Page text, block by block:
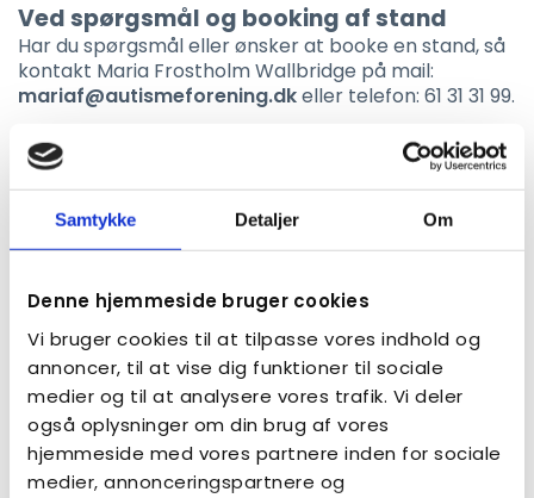
Samtykke Detaljer Om
Denne hjemmeside bruger cookies
Vi bruger cookies til at tilpasse vores indhold og
annoncer, til at vise dig funktioner til sociale
medier og til at analysere vores trafik. Vi deler
også oplysninger om din brug af vores
hjemmeside med vores partnere inden for sociale
medier, annonceringspartnere og
Ved spørgsmål og booking af stand
Har du spørgsmål eller ønsker at booke en stand, så
kontakt Maria Frostholm Wallbridge på mail:
mariaf@autismeforening.dkeller telefon: 61 31 31 99.
Udstillere på SIKON 2027
Oversigten er under udarbejdelse
Standplanen er under udarbejdelse